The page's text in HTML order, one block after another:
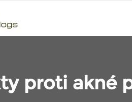
proti akné